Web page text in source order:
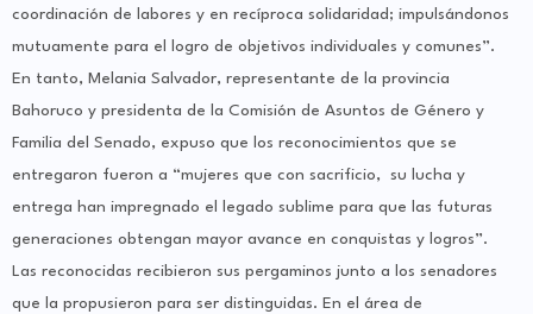
coordinación de labores y en recíproca solidaridad; impulsándonos
mutuamente para el logro de objetivos individuales y comunes”.
En tanto, Melania Salvador, representante de la provincia
Bahoruco y presidenta de la Comisión de Asuntos de Género y
Familia del Senado, expuso que los reconocimientos que se
entregaron fueron a “mujeres que con sacrificio, su lucha y
entrega han impregnado el legado sublime para que las futuras
generaciones obtengan mayor avance en conquistas y logros”.
Las reconocidas recibieron sus pergaminos junto a los senadores
que la propusieron para ser distinguidas. En el área de